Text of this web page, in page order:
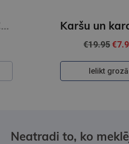
The Score : Off Campus Series #3
€19.95
Ielikt grozā
Neatradi to, ko